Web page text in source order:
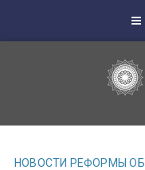
НОВОСТИ РЕФОРМЫ